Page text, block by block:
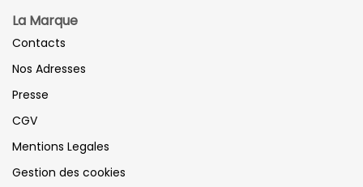
La Marque
Contacts
Nos Adresses
Presse
CGV
Mentions Legales
Gestion des cookies